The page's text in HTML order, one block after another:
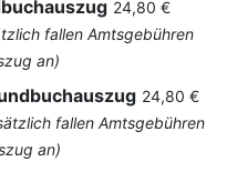
24,80 €
fallen Amtsgebühren
an)
24,80 €
fallen Amtsgebühren
an)